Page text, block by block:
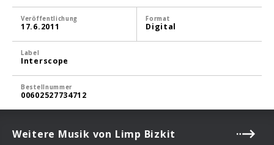
Veröffentlichung
17.6.2011
Format
Digital
Label
Interscope
Bestellnummer
00602527734712
Weitere Musik von Limp Bizkit